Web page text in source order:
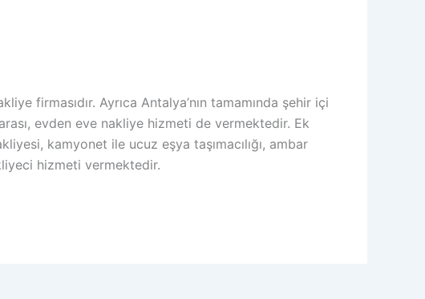
firmasıdır. Ayrıca Antalya’nın tamamında şehir içi
evden eve nakliye hizmeti de vermektedir. Ek
kamyonet ile ucuz eşya taşımacılığı, ambar
hizmeti vermektedir.